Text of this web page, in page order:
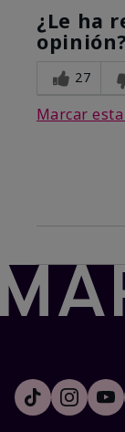
¿Le ha
27
Marcar